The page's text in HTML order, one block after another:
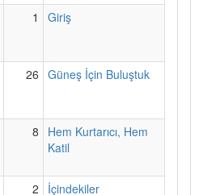
1 Giriş
26 Güneş İçin Buluştuk
8
Hem Kurtarıcı, Hem
Katil
2 İçindekiler